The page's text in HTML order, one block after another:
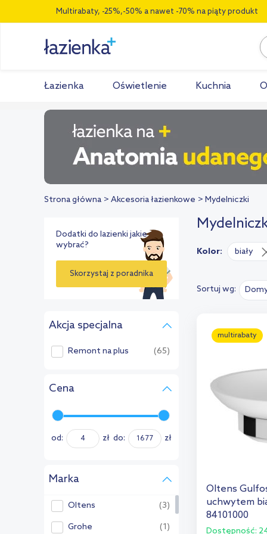
Multirabaty, -25%,-50% a nawet -70% na piąty produkt
Łazienka Oświetlenie Kuchnia
Strona główna Akcesoria łazienkowe Mydelniczki
Dodatki do lazienki jakie
wybrać?
Skorzystaj z poradnika
Akcja specjalna
Remont na plus (65)
Cena
od: zł do: zł
Marka
Oltens (3)
Grohe (1)
Kolor: biały
Sortuj wg:
multirabaty
Oltens
uchwytem
84101000
Dostępność: